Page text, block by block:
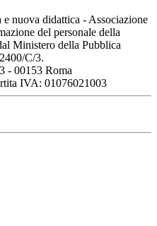
nuova didattica - Associazione
del personale della
Ministero della Pubblica
C/3.
- 00153 Roma
IVA: 01076021003